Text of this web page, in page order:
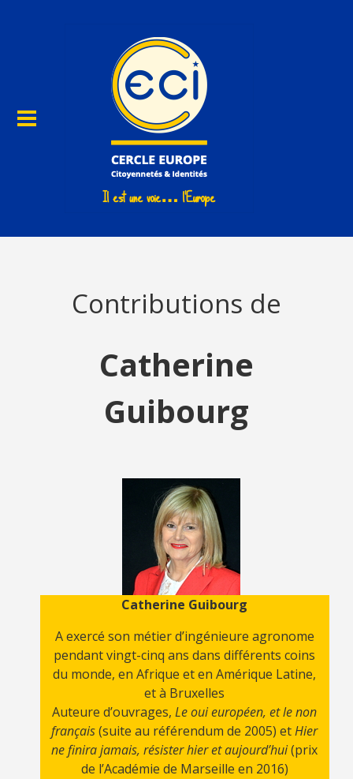
Contributions de
Catherine
Guibourg
Catherine Guibourg
A exercé son métier d’ingénieure agronome
pendant vingt-cinq ans dans différents coins
du monde, en Afrique et en Amérique Latine,
et à Bruxelles
Auteure d’ouvrages,Le oui européen, et le non
français(suite au référendum de 2005) etHier
ne finira jamais, résister hier et aujourd’hui(prix
de l’Académie de Marseille en 2016)